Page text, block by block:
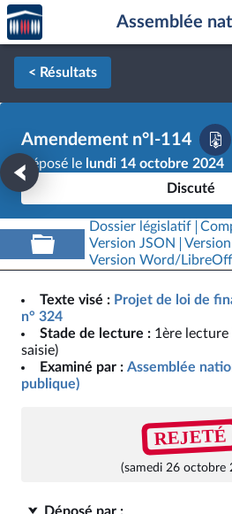
Aller au contenu
Aller en bas de la page
Accèder
à la
page
d'accueil
Assemblée
< Résultats
Amendement n°I-114
Déposé le lundi 14 octobre 2024
Discuté
Dossier législatif
Version JSON
Version Word/
Texte visé : Projet de loi de
n° 324
Stade de lecture : 1ère lecture
saisie)
Examiné par : Assemblée
publique)
REJETÉ
(samedi 26 octobre